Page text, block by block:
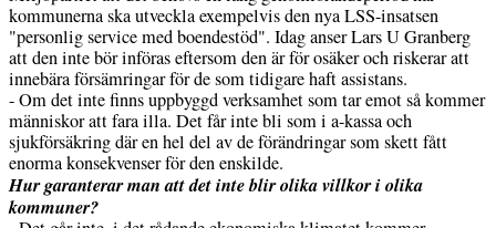
kommunerna ska utveckla exempelvis den nya LSS-insatsen
"personlig service med boendestöd". Idag anser Lars U Granberg
att den inte bör införas eftersom den är för osäker och riskerar att
innebära försämringar för de som tidigare haft assistans.
- Om det inte finns uppbyggd verksamhet som tar emot så kommer
människor att fara illa. Det får inte bli som i a-kassa och
sjukförsäkring där en hel del av de förändringar som skett fått
enorma konsekvenser för den enskilde.
Hur garanterar man att det inte blir olika villkor i olika
kommuner?